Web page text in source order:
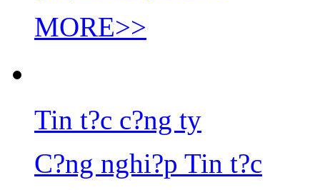
MORE>>
Tin t?c c?ng ty
C?ng nghi?p Tin t?c